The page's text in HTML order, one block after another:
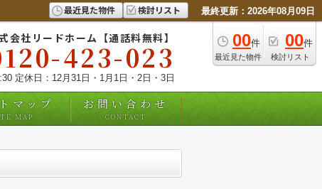
最近見た物件 検討リスト 最終更新：2026年08月09日
00件
最近見た物件
00件
検討リスト
会社リードホーム【通話料無料】
423-023
定休日：12月31日・1月1日・2日・3日
マップ
MAP
お問い合わせ
CONTACT